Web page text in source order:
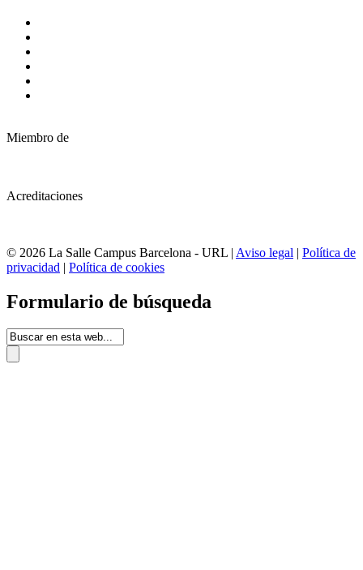
Miembro de
Acreditaciones
© 2026 La Salle Campus Barcelona - URL | Aviso legal | Política de
privacidad | Política de cookies
Formulario de búsqueda